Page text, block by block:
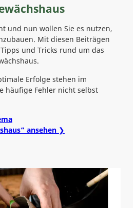
und nun wollen Sie es nutzen,
Mit diesen Beiträgen
und Tricks rund um das
Erfolge stehen im
häufige Fehler nicht selbst
ansehen ❯